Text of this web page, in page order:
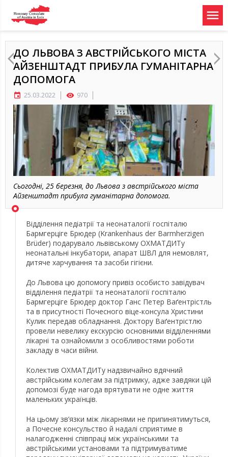
menu
ДО ЛЬВОВА З АВСТРІЙСЬКОГО МІСТА
АЙЗЕНШТАДТ ПРИБУЛА ГУМАНІТАРНА
ДОПОМОГА
event 25.03.2022 visibility 970
Сьогодні, 25 березня, до Львова з австрійського міста
Айзенштадт прибула гуманітарна допомога.
Відділення педіатрії та неонаталогії госпіталю
Бармгерціге Брюдер (Krankenhaus der Barmherzigen
Brüder) подарувало львівському ОХМАТДИТу
неонатальні інкубатори, апарат ШВЛ для немовлят,
дитяче харчування та засоби гігієни.
До Львова цю допомогу привіз особисто завідувач
відділення педіатрії та неонаталогії госпіталю
Бармгерціге Брюдер доктор Ганс Петер Ваґентрістль
та в присутності Почесного віце-консула Христини
Кулик передав обладнання. Доктору Ваґентрістлю
провели невелику екскурсію основними відділеннями
лікарні та ознайомили з особливостями роботи
закладу в часи війни.
Колектив ОХМАТДИТу надзвичайно вдячний
австрійським колегам за підтримку, адже завдяки цій
допомозі буде нагода врятувати не одне життя
маленьких українців.
На цьому зв’язки між лікарнями не припинятимуться,
а Почесне консульство й надалі сприятиме в
налагодженні співпраці між українськими та
австрійськими установами та підтримуватиме